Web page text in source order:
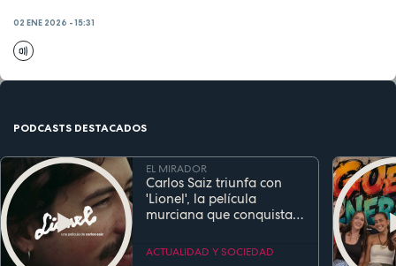
02 ENE 2026 - 15:31
PODCASTS DESTACADOS
EL MIRADOR
Carlos Saiz triunfa con
'Lionel', la película
murciana que conquista
estreno
ACTUALIDAD Y SOCIEDAD